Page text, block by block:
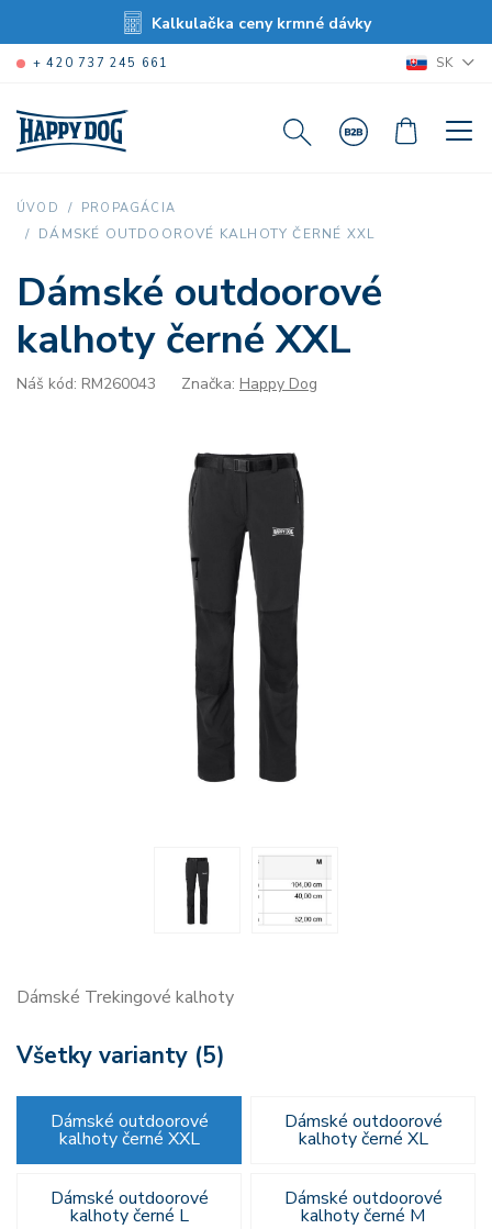
Kalkulačka ceny krmné dávky
+ 420 737 245 661 SK
ÚVOD PROPAGÁCIA
DÁMSKÉ OUTDOOROVÉ KALHOTY ČERNÉ XXL
Dámské outdoorové
kalhoty černé XXL
Náš kód: RM260043 Značka: Happy Dog
Dámské Trekingové kalhoty
Všetky varianty (5)
Dámské outdoorové
kalhoty černé XXL
Dámské outdoorové
kalhoty černé XL
Dámské outdoorové
kalhoty černé L
Dámské outdoorové
kalhoty černé M